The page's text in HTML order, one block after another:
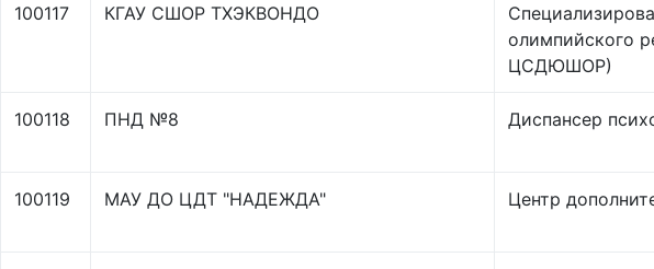
100117 КГАУ СШОР ТХЭКВОНДО
олимпийского
ЦСДЮШОР)
100118 ПНД №8 Диспансер
100119 МАУ ДО ЦДТ "НАДЕЖДА" Центр